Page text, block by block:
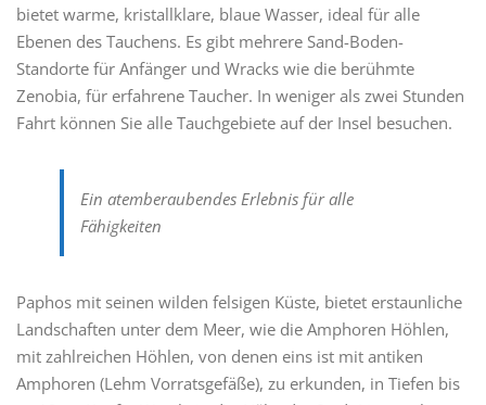
bietet warme, kristallklare, blaue Wasser, ideal für alle
Ebenen des Tauchens. Es gibt mehrere Sand-Boden-
Standorte für Anfänger und Wracks wie die berühmte
Zenobia, für erfahrene Taucher. In weniger als zwei Stunden
Fahrt können Sie alle Tauchgebiete auf der Insel besuchen.
Ein atemberaubendes Erlebnis für alle
Fähigkeiten
Paphos mit seinen wilden felsigen Küste, bietet erstaunliche
Landschaften unter dem Meer, wie die Amphoren Höhlen,
mit zahlreichen Höhlen, von denen eins ist mit antiken
Amphoren (Lehm Vorratsgefäße), zu erkunden, in Tiefen bis